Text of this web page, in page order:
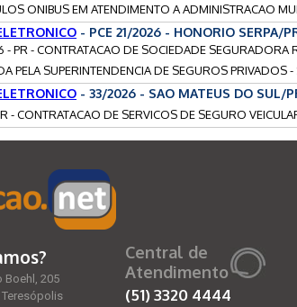
ONIBUS EM ATENDIMENTO A ADMINISTRACAO
- PCE 21/2026 - HONORIO SERPA/
- PR - CONTRATACAO DE SOCIEDADE SEGURADORA
PELA SUPERINTENDENCIA DE SEGUROS PRIVADOS -
- 33/2026 - SAO MATEUS DO SUL/
- CONTRATACAO DE SERVICOS DE SEGURO
Boehl, 205
Teresópolis
Central de
Atendimento
(51)3320 4444